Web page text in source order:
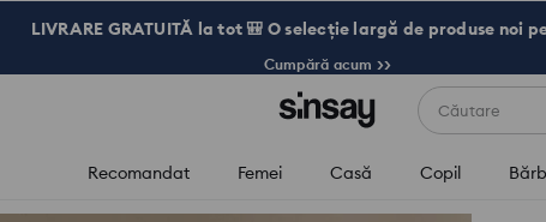
LIVRARE GRATUITĂ la tot 🎒 O selecție largă de produse noi
Cumpără acum >>
Căutare
Recomandat Femei Casă Copil